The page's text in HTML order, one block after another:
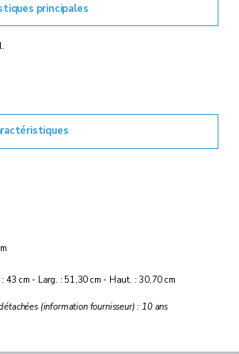
principales
: 43 cm - Larg. : 51,30 cm - Haut. : 30,70 cm
(information fournisseur) : 10 ans